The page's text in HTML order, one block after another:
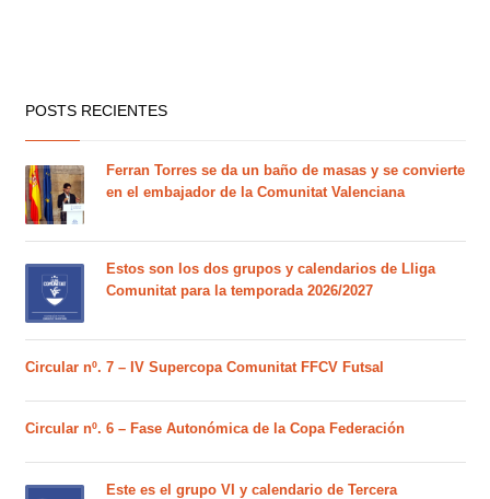
POSTS RECIENTES
Ferran Torres se da un baño de masas y se convierte
en el embajador de la Comunitat Valenciana
Estos son los dos grupos y calendarios de Lliga
Comunitat para la temporada 2026/2027
Circular nº. 7 – IV Supercopa Comunitat FFCV Futsal
Circular nº. 6 – Fase Autonómica de la Copa Federación
Este es el grupo VI y calendario de Tercera